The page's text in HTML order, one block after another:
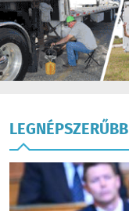
LEGNÉPSZERŰBB